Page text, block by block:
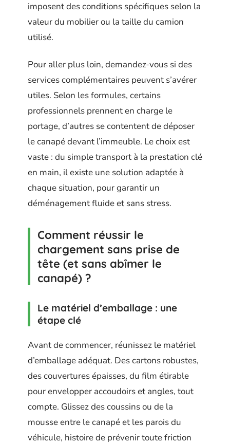
imposent des conditions spécifiques selon la
valeur du mobilier ou la taille du camion
utilisé.
Pour aller plus loin, demandez-vous si des
services complémentaires peuvent s’avérer
utiles. Selon les formules, certains
professionnels prennent en charge le
portage, d’autres se contentent de déposer
le canapé devant l’immeuble. Le choix est
vaste : du simple transport à la prestation clé
en main, il existe une solution adaptée à
chaque situation, pour garantir un
déménagement fluide et sans stress.
Comment réussir le
chargement sans prise de
tête (et sans abîmer le
canapé) ?
Le matériel d’emballage : une
étape clé
Avant de commencer, réunissez le matériel
d’emballage adéquat. Des cartons robustes,
des couvertures épaisses, du film étirable
pour envelopper accoudoirs et angles, tout
compte. Glissez des coussins ou de la
mousse entre le canapé et les parois du
véhicule, histoire de prévenir toute friction